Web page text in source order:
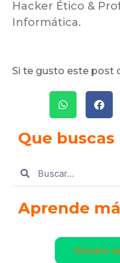
Hacker Ético &
Informática.
Si te gusto este post
Que buscas
Aprende
Glosario